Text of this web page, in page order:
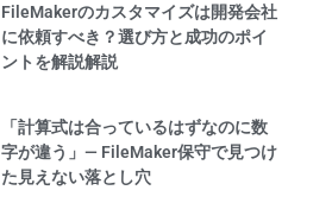
FileMakerのカスタマイズは開発会社
に依頼すべき？選び方と成功のポイ
ントを解説解説
「計算式は合っているはずなのに数
字が違う」— FileMaker保守で見つけ
た見えない落とし穴